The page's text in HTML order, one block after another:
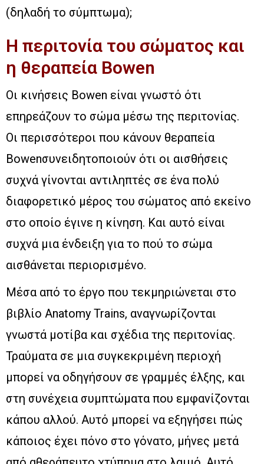
(δηλαδή το σύμπτωμα);
Η περιτονία του σώματος και
η θεραπεία Bowen
Οι κινήσεις Bowen είναι γνωστό ότι
επηρεάζουν το σώμα μέσω της περιτονίας.
Οι περισσότεροι που κάνουν θεραπεία
Bowenσυνειδητοποιούν ότι οι αισθήσεις
συχνά γίνονται αντιληπτές σε ένα πολύ
διαφορετικό μέρος του σώματος από εκείνο
στο οποίο έγινε η κίνηση. Και αυτό είναι
συχνά μια ένδειξη για το πού το σώμα
αισθάνεται περιορισμένο.
Μέσα από το έργο που τεκμηριώνεται στο
βιβλίο Anatomy Trains, αναγνωρίζονται
γνωστά μοτίβα και σχέδια της περιτονίας.
Τραύματα σε μια συγκεκριμένη περιοχή
μπορεί να οδηγήσουν σε γραμμές έλξης, και
στη συνέχεια συμπτώματα που εμφανίζονται
κάπου αλλού. Αυτό μπορεί να εξηγήσει πώς
κάποιος έχει πόνο στο γόνατο, μήνες μετά